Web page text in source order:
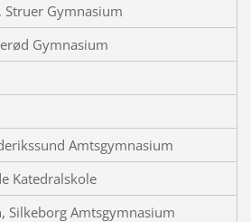
Struer Gymnasium
Gymnasium
Amtsgymnasium
Katedralskole
Silkeborg Amtsgymnasium